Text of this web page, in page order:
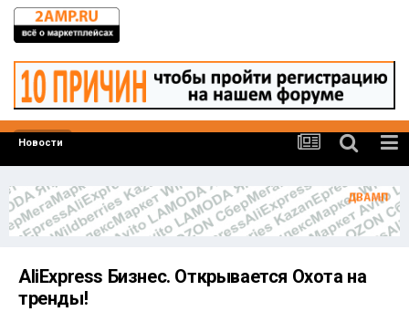
Новости
AliExpress Бизнес. Открывается Охота на
тренды!